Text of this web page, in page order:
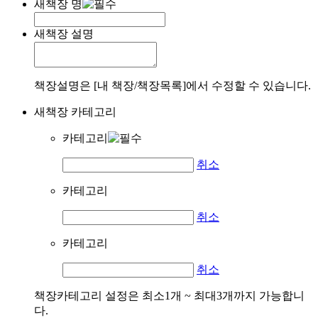
새책장 명
새책장 설명
책장설명은 [내 책장/책장목록]에서 수정할 수 있습니다.
새책장 카테고리
카테고리
취소
카테고리
취소
카테고리
취소
책장카테고리 설정은 최소1개 ~ 최대3개까지 가능합니
다.